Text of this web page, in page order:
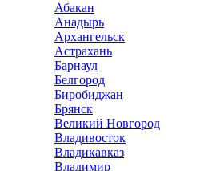
Абакан
Анадырь
Архангельск
Астрахань
Барнаул
Белгород
Биробиджан
Брянск
Великий Новгород
Владивосток
Владикавказ
Владимир